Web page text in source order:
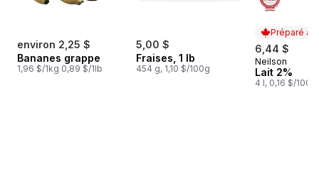
environ 2,25 $
Bananes grappe
1,96 $/1kg 0,89 $/1lb
5,00 $
Fraises, 1 lb
454 g, 1,10 $/100g
Préparé au
6,44 $
Préparé au
Neilson
Lait 2%
4 l, 0,16 $/